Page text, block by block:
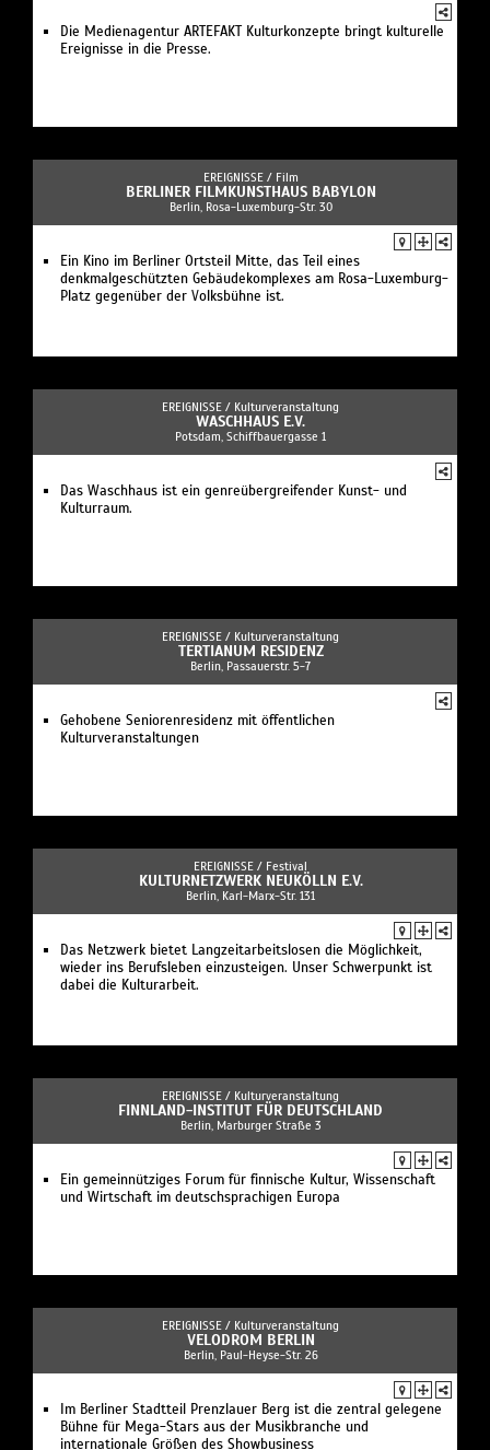
Die Medienagentur ARTEFAKT Kulturkonzepte bringt kulturelle
Ereignisse in die Presse.
EREIGNISSE / Film
BERLINER FILMKUNSTHAUS BABYLON
Berlin, Rosa-Luxemburg-Str. 30
Ein Kino im Berliner Ortsteil Mitte, das Teil eines
denkmalgeschützten Gebäudekomplexes am Rosa-Luxemburg-
Platz gegenüber der Volksbühne ist.
EREIGNISSE / Kulturveranstaltung
WASCHHAUS E.V.
Potsdam, Schiffbauergasse 1
Das Waschhaus ist ein genreübergreifender Kunst- und
Kulturraum.
EREIGNISSE / Kulturveranstaltung
TERTIANUM RESIDENZ
Berlin, Passauerstr. 5-7
Gehobene Seniorenresidenz mit öffentlichen
Kulturveranstaltungen
EREIGNISSE / Festival
KULTURNETZWERK NEUKÖLLN E.V.
Berlin, Karl-Marx-Str. 131
Das Netzwerk bietet Langzeitarbeitslosen die Möglichkeit,
wieder ins Berufsleben einzusteigen. Unser Schwerpunkt ist
dabei die Kulturarbeit.
EREIGNISSE / Kulturveranstaltung
FINNLAND-INSTITUT FÜR DEUTSCHLAND
Berlin, Marburger Straße 3
Ein gemeinnütziges Forum für finnische Kultur, Wissenschaft
und Wirtschaft im deutschsprachigen Europa
EREIGNISSE / Kulturveranstaltung
VELODROM BERLIN
Berlin, Paul-Heyse-Str. 26
Im Berliner Stadtteil Prenzlauer Berg ist die zentral gelegene
Bühne für Mega-Stars aus der Musikbranche und
internationale Größen des Showbusiness